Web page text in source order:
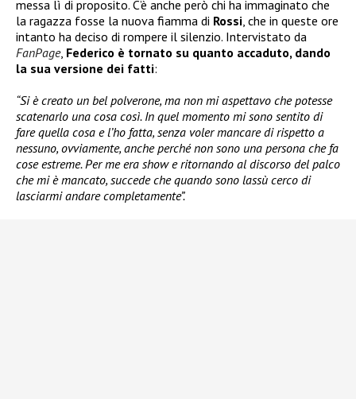
messa lì di proposito. C’è anche però chi ha immaginato che
la ragazza fosse la nuova fiamma di Rossi, che in queste ore
intanto ha deciso di rompere il silenzio. Intervistato da
FanPage, Federico è tornato su quanto accaduto, dando
la sua versione dei fatti:
“Si è creato un bel polverone, ma non mi aspettavo che potesse
scatenarlo una cosa così. In quel momento mi sono sentito di
fare quella cosa e l’ho fatta, senza voler mancare di rispetto a
nessuno, ovviamente, anche perché non sono una persona che fa
cose estreme. Per me era show e ritornando al discorso del palco
che mi è mancato, succede che quando sono lassù cerco di
lasciarmi andare completamente”.